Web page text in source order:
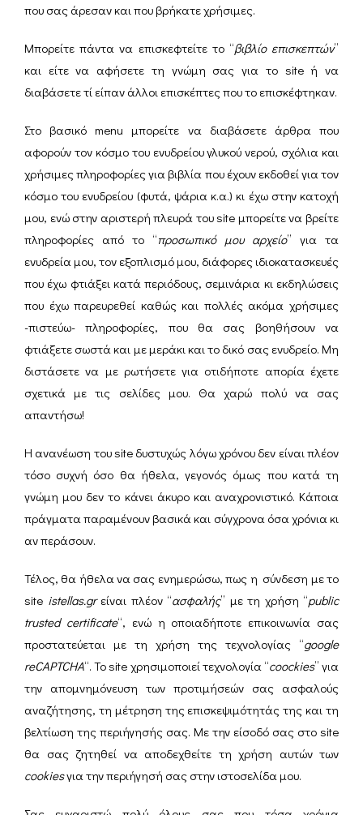
που σας άρεσαν και που βρήκατε χρήσιμες.
Μπορείτε πάντα να επισκεφτείτε το “βιβλίο επισκεπτών”
και είτε να αφήσετε τη γνώμη σας για το site ή να
διαβάσετε τί είπαν άλλοι επισκέπτες που το επισκέφτηκαν.
Στο βασικό menu μπορείτε να διαβάσετε άρθρα που
αφορούν τον κόσμο του ενυδρείου γλυκού νερού, σχόλια και
χρήσιμες πληροφορίες για βιβλία που έχουν εκδοθεί για τον
κόσμο του ενυδρείου (φυτά, ψάρια κ.α.) κι έχω στην κατοχή
μου, ενώ στην αριστερή πλευρά του site μπορείτε να βρείτε
πληροφορίες από το “προσωπικό μου αρχείο” για τα
ενυδρεία μου, τον εξοπλισμό μου, διάφορες ιδιοκατασκευές
που έχω φτιάξει κατά περιόδους, σεμινάρια κι εκδηλώσεις
που έχω παρευρεθεί καθώς και πολλές ακόμα χρήσιμες
-πιστεύω- πληροφορίες, που θα σας βοηθήσουν να
φτιάξετε σωστά και με μεράκι και το δικό σας ενυδρείο. Μη
διστάσετε να με ρωτήσετε για οτιδήποτε απορία έχετε
σχετικά με τις σελίδες μου. Θα χαρώ πολύ να σας
απαντήσω!
Η ανανέωση του site δυστυχώς λόγω χρόνου δεν είναι πλέον
τόσο συχνή όσο θα ήθελα, γεγονός όμως που κατά τη
γνώμη μου δεν το κάνει άκυρο και αναχρονιστικό. Κάποια
πράγματα παραμένουν βασικά και σύγχρονα όσα χρόνια κι
αν περάσουν.
Τέλος, θα ήθελα να σας ενημερώσω, πως η σύνδεση με το
site istellas.gr είναι πλέον “ασφαλής” με τη χρήση “public
trusted certificate“, ενώ η οποιαδήποτε επικοινωνία σας
προστατεύεται με τη χρήση της τεχνολογίας “google
reCAPTCHA“. Το site χρησιμοποιεί τεχνολογία “coockies” για
την απομνημόνευση των προτιμήσεών σας ασφαλούς
αναζήτησης, τη μέτρηση της επισκεψιμότητάς της και τη
βελτίωση της περιήγησής σας. Με την είσοδό σας στο site
θα σας ζητηθεί να αποδεχθείτε τη χρήση αυτών των
cookiesγια την περιήγησή σας στην ιστοσελίδα μου.